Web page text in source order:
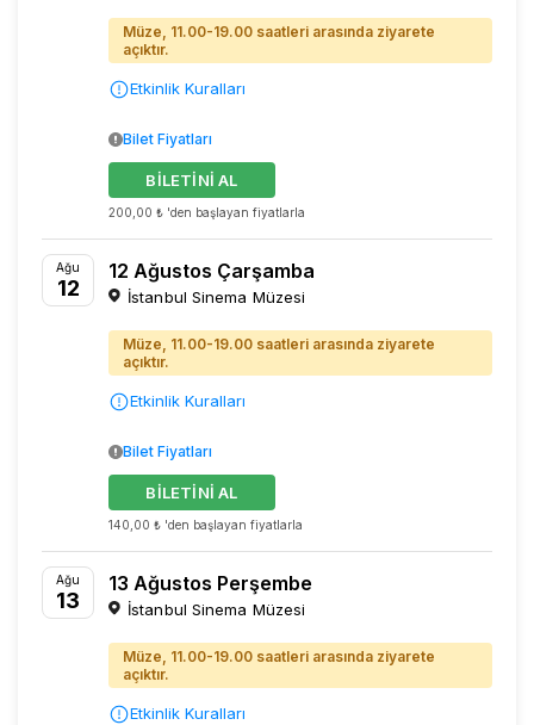
Müze, 11.00-19.00 saatleri arasında ziyarete
açıktır.
Etkinlik Kuralları
200,00 ₺ 'den başlayan fiyatlarla
BİLETİNİ AL
Bilet Fiyatları
Ağu
12
12 Ağustos Çarşamba
İstanbul Sinema Müzesi
Müze, 11.00-19.00 saatleri arasında ziyarete
açıktır.
Etkinlik Kuralları
140,00 ₺ 'den başlayan fiyatlarla
BİLETİNİ AL
Bilet Fiyatları
Ağu
13
13 Ağustos Perşembe
İstanbul Sinema Müzesi
Müze, 11.00-19.00 saatleri arasında ziyarete
açıktır.
Etkinlik Kuralları